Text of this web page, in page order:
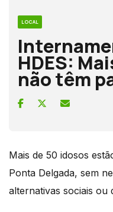
LOCAL
HDES:
não têm
Mais de 50 idosos
Ponta Delgada, sem
alternativas sociais ou